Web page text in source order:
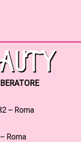
– Roma
Roma